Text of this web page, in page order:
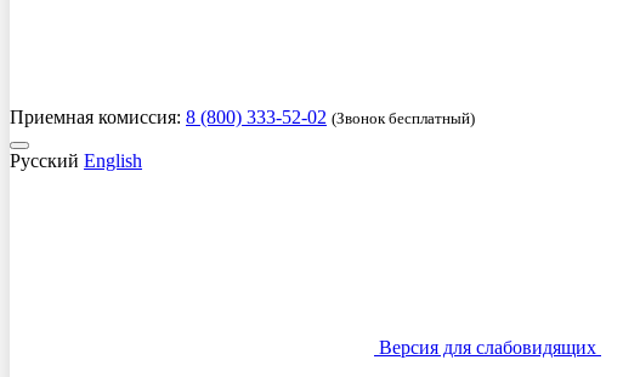
Приемная комиссия: 8 (800) 333-52-02 (Звонок бесплатный)
Русский English
Версия для слабовидящих